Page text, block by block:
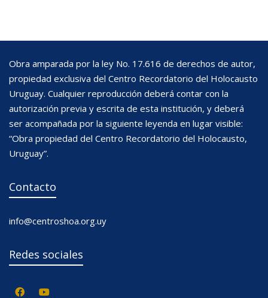
Obra amparada por la ley No. 17.616 de derechos de autor,
propiedad exclusiva del Centro Recordatorio del Holocausto
Uruguay. Cualquier reproducción deberá contar con la
autorización previa y escrita de esta institución, y deberá
ser acompañada por la siguiente leyenda en lugar visible:
“Obra propiedad del Centro Recordatorio del Holocausto,
Uruguay”.
Contacto
info@centroshoa.org.uy
Redes sociales